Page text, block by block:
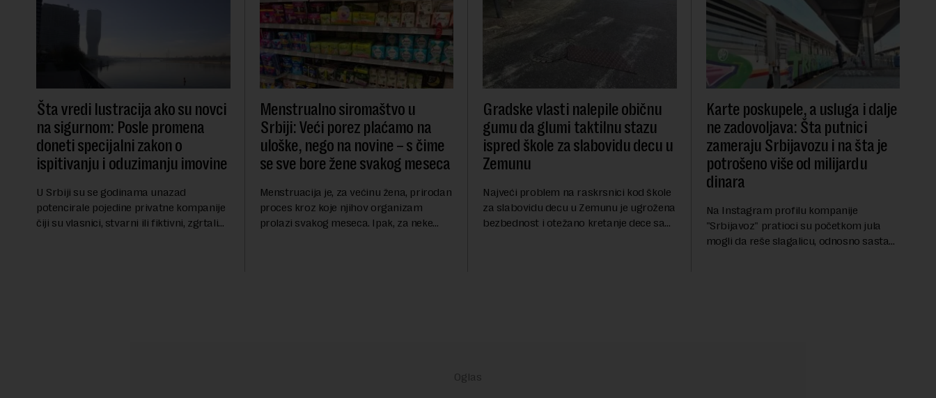
Šta vredi lustracija ako su novci
na sigurnom: Posle promena
doneti specijalni zakon o
ispitivanju i oduzimanju imovine
U Srbiji su se godinama unazad
potencirale pojedine privatne kompanije
čiji su vlasnici, stvarni ili fiktivni, zgrtali
Menstrualno siromaštvo u
Srbiji: Veći porez plaćamo na
uloške, nego na novine – s čime
se sve bore žene svakog meseca
Menstruacija je, za većinu žena, prirodan
proces kroz koje njihov organizam
prolazi svakog meseca. Ipak, za neke
Gradske vlasti nalepile običnu
gumu da glumi taktilnu stazu
ispred škole za slabovidu decu u
Zemunu
Najveći problem na raskrsnici kod škole
za slabovidu decu u Zemunu je ugrožena
bezbednost i otežano kretanje dece sa
Karte poskupele, a usluga i dalje
ne zadovoljava: Šta putnici
zameraju Srbijavozu i na šta je
potrošeno više od milijardu
dinara
Na Instagram profilu kompanije
"Srbijavoz" pratioci su početkom jula
mogli da reše slagalicu, odnosno sastave